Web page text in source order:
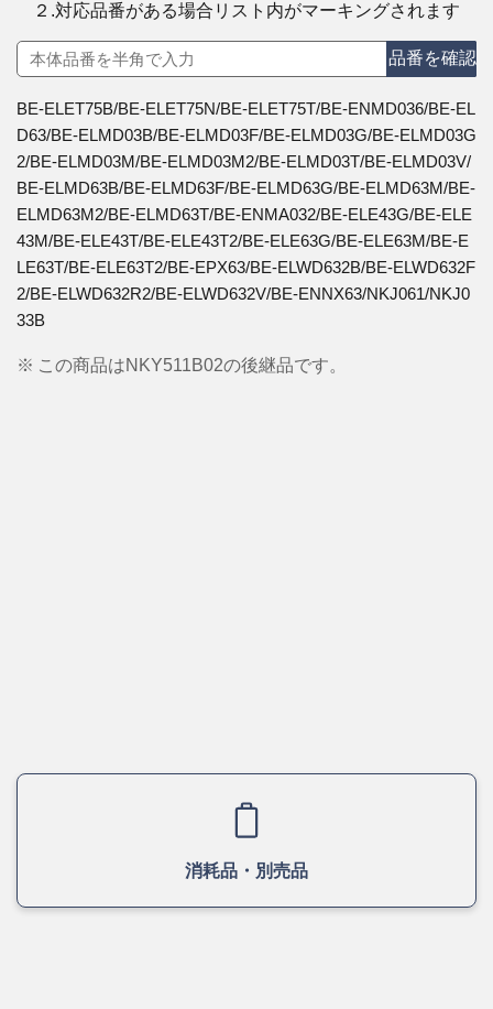
２.対応品番がある場合リスト内がマーキングされます
品番を確認
BE-ELET75B/BE-ELET75N/BE-ELET75T/BE-ENMD036/BE-EL
D63/BE-ELMD03B/BE-ELMD03F/BE-ELMD03G/BE-ELMD03G
2/BE-ELMD03M/BE-ELMD03M2/BE-ELMD03T/BE-ELMD03V/
BE-ELMD63B/BE-ELMD63F/BE-ELMD63G/BE-ELMD63M/BE-
ELMD63M2/BE-ELMD63T/BE-ENMA032/BE-ELE43G/BE-ELE
43M/BE-ELE43T/BE-ELE43T2/BE-ELE63G/BE-ELE63M/BE-E
LE63T/BE-ELE63T2/BE-EPX63/BE-ELWD632B/BE-ELWD632F
2/BE-ELWD632R2/BE-ELWD632V/BE-ENNX63/NKJ061/NKJ0
33B
※ この商品はNKY511B02の後継品です。
消耗品・別売品